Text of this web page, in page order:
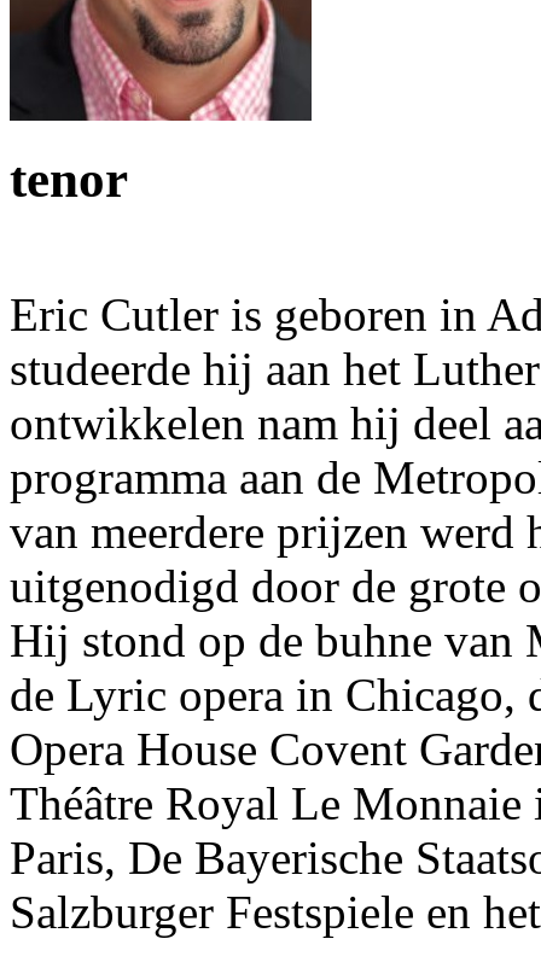
tenor
Eric Cutler is geboren in
studeerde hij aan het
ontwikkelen nam hij deel
programma aan de
van meerdere prijzen werd
uitgenodigd door de grote
Hij stond op de buhne
de Lyric opera in Chicago,
Opera House Covent
Théâtre Royal Le Monnaie
Paris, De Bayerische
Salzburger Festspiele en